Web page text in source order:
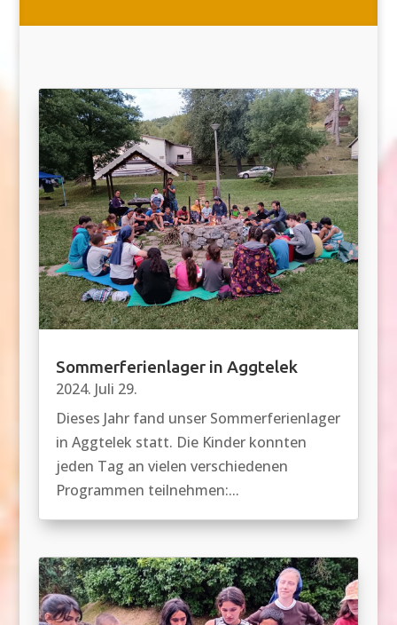
Sommerferienlager in Aggtelek
2024. Juli 29.
Dieses Jahr fand unser Sommerferienlager
in Aggtelek statt. Die Kinder konnten
jeden Tag an vielen verschiedenen
Programmen teilnehmen:...